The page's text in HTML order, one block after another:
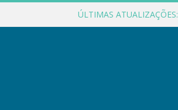
ÚLTIMAS ATUALIZAÇÕES: